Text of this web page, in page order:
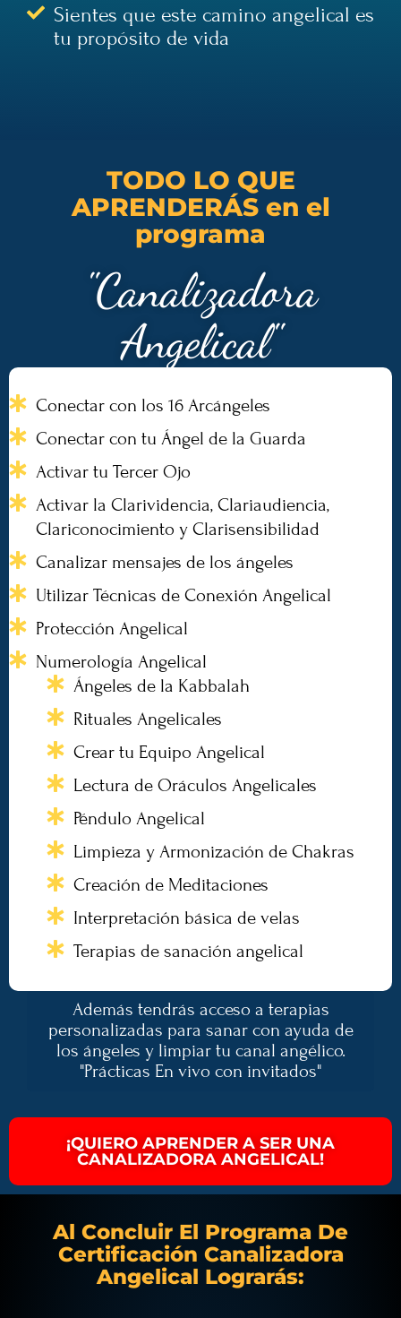
Sientes que este camino angelical es
tu propósito de vida
TODO LO QUE
APRENDERÁS en el
programa
"Canalizadora
Angelical"
Conectar con los 16 Arcángeles
Conectar con tu Ángel de la Guarda
Activar tu Tercer Ojo
Activar la Clarividencia, Clariaudiencia,
Clariconocimiento y Clarisensibilidad
Canalizar mensajes de los ángeles
Utilizar Técnicas de Conexión Angelical
Protección Angelical
Numerología Angelical
Ángeles de la Kabbalah
Rituales Angelicales
Crear tu Equipo Angelical
Lectura de Oráculos Angelicales
Péndulo Angelical
Limpieza y Armonización de Chakras
Creación de Meditaciones
Interpretación básica de velas
Terapias de sanación angelical
Además tendrás acceso a terapias
personalizadas para sanar con ayuda de
los ángeles y limpiar tu canal angélico.
"Prácticas En vivo con invitados"
¡QUIERO APRENDER A SER UNA
CANALIZADORA ANGELICAL!
Al Concluir El Programa De
Certificación Canalizadora
Angelical Lograrás: